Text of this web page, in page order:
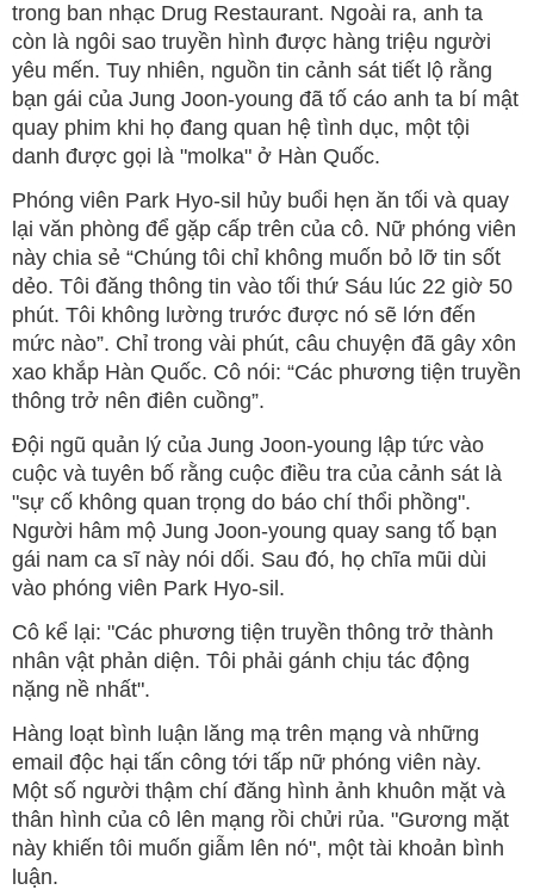
trong ban nhạc Drug Restaurant. Ngoài ra, anh ta
còn là ngôi sao truyền hình được hàng triệu người
yêu mến. Tuy nhiên, nguồn tin cảnh sát tiết lộ rằng
bạn gái của Jung Joon-young đã tố cáo anh ta bí mật
quay phim khi họ đang quan hệ tình dục, một tội
danh được gọi là "molka" ở Hàn Quốc.
Phóng viên Park Hyo-sil hủy buổi hẹn ăn tối và quay
lại văn phòng để gặp cấp trên của cô. Nữ phóng viên
này chia sẻ “Chúng tôi chỉ không muốn bỏ lỡ tin sốt
dẻo. Tôi đăng thông tin vào tối thứ Sáu lúc 22 giờ 50
phút. Tôi không lường trước được nó sẽ lớn đến
mức nào”. Chỉ trong vài phút, câu chuyện đã gây xôn
xao khắp Hàn Quốc. Cô nói: “Các phương tiện truyền
thông trở nên điên cuồng”.
Đội ngũ quản lý của Jung Joon-young lập tức vào
cuộc và tuyên bố rằng cuộc điều tra của cảnh sát là
"sự cố không quan trọng do báo chí thổi phồng".
Người hâm mộ Jung Joon-young quay sang tố bạn
gái nam ca sĩ này nói dối. Sau đó, họ chĩa mũi dùi
vào phóng viên Park Hyo-sil.
Cô kể lại: "Các phương tiện truyền thông trở thành
nhân vật phản diện. Tôi phải gánh chịu tác động
nặng nề nhất".
Hàng loạt bình luận lăng mạ trên mạng và những
email độc hại tấn công tới tấp nữ phóng viên này.
Một số người thậm chí đăng hình ảnh khuôn mặt và
thân hình của cô lên mạng rồi chửi rủa. "Gương mặt
này khiến tôi muốn giẫm lên nó", một tài khoản bình
luận.